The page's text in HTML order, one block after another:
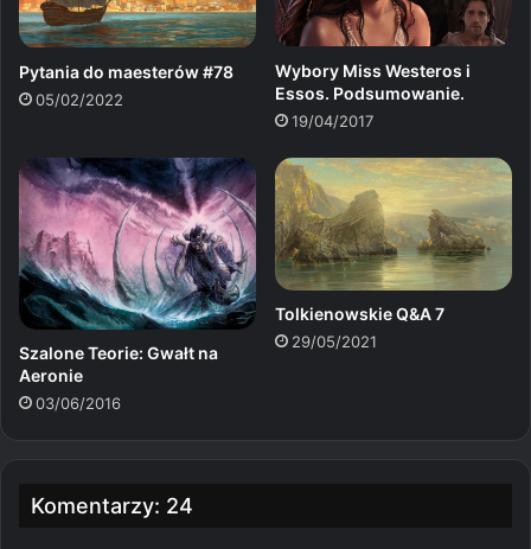
Pytania do maesterów #78
05/02/2022
Wybory Miss Westeros i
Essos. Podsumowanie.
19/04/2017
Szalone Teorie: Gwałt na
Aeronie
03/06/2016
Tolkienowskie Q&A 7
29/05/2021
Komentarzy: 24